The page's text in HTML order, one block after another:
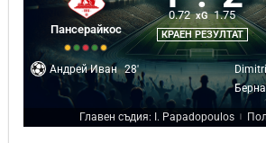
Пансерайкос
0.72 xG 1.75
КРАЕН РЕЗУЛТАТ
Андрей Иван 28'
Главен съдия: I. Papadopoulos